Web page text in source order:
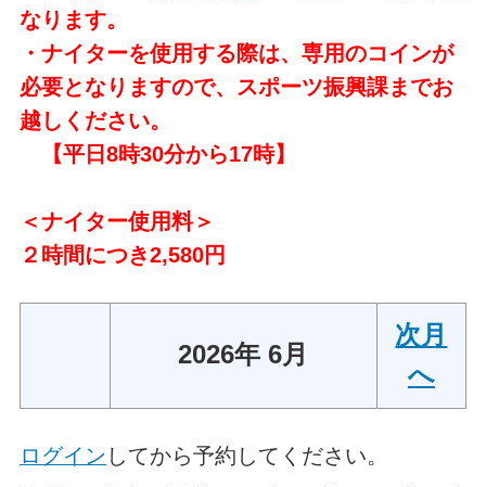
なります。
・ナイターを使用する際は、専用のコインが
必要となりますので、スポーツ振興課までお
越しください。
【平日8時30分から17時】
＜ナイター使用料＞
２時間につき2,580円
2026年 6月
次月
へ
ログイン してから予約してください。